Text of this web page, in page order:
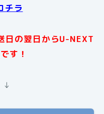
チラ
日の翌日からU-NEXT
す！